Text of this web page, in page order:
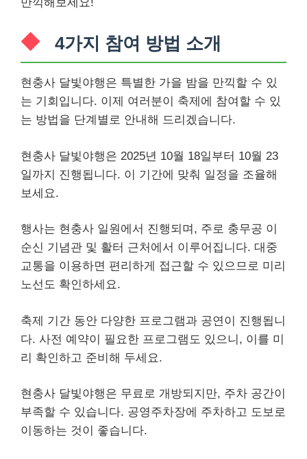
4가지 참여 방법 소개
현충사 달빛야행은 특별한 가을 밤을 만끽할 수 있
는 기회입니다. 이제 여러분이 축제에 참여할 수 있
는 방법을 단계별로 안내해 드리겠습니다.
현충사 달빛야행은 2025년 10월 18일부터 10월 23
일까지 진행됩니다. 이 기간에 맞춰 일정을 조율해
보세요.
행사는 현충사 일원에서 진행되며, 주로 충무공 이
순신 기념관 및 활터 근처에서 이루어집니다. 대중
교통을 이용하면 편리하게 접근할 수 있으므로 미리
노선도 확인하세요.
축제 기간 동안 다양한 프로그램과 공연이 진행됩니
다. 사전 예약이 필요한 프로그램도 있으니, 이를 미
리 확인하고 준비해 두세요.
현충사 달빛야행은 무료로 개방되지만, 주차 공간이
부족할 수 있습니다. 공영주차장에 주차하고 도보로
이동하는 것이 좋습니다.